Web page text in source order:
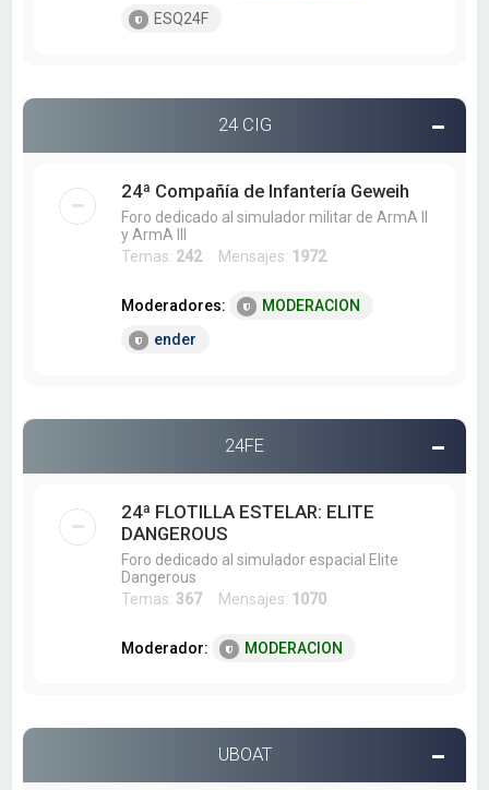
ESQ24F
24 CIG
24ª Compañía de Infantería Geweih
Foro dedicado al simulador militar de ArmA II
y ArmA III
Temas: 242Mensajes: 1972
Moderadores:
MODERACION
ender
24FE
24ª FLOTILLA ESTELAR: ELITE
DANGEROUS
Foro dedicado al simulador espacial Elite
Dangerous
Temas: 367Mensajes: 1070
Moderador: MODERACION
UBOAT